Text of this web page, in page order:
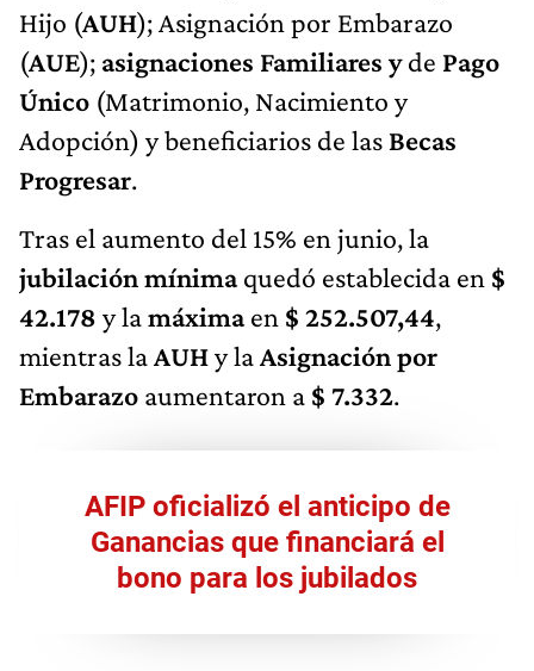
Hijo (AUH); Asignación por Embarazo
(AUE); asignaciones Familiares yde Pago
Único (Matrimonio, Nacimiento y
Adopción) y beneficiarios de las Becas
Progresar.
Tras el aumento del 15% en junio, la
jubilación mínimaquedó establecida en $
42.178 y lamáximaen $ 252.507,44,
mientras laAUHy laAsignación por
Embarazo aumentaron a $ 7.332.
AFIP oficializó el anticipo de
Ganancias que financiará el
bono para los jubilados